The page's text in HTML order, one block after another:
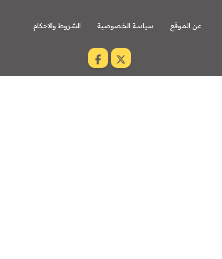
عن الموقع سياسة الخصوصية الشروط والاحكام